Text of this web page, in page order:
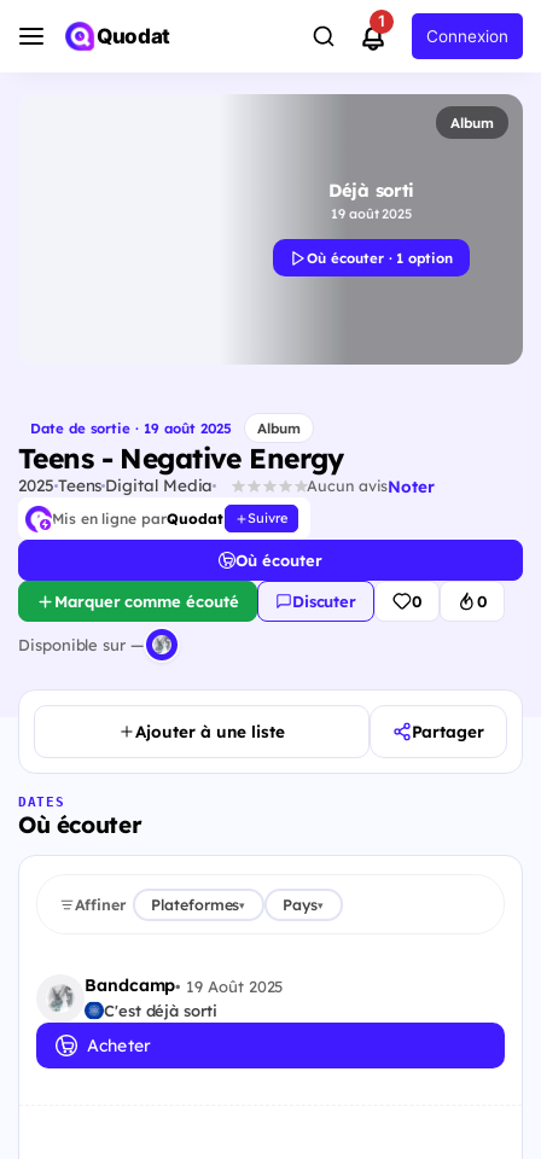
Quodat
1
Connexion
Album
Déjà sorti
19 août 2025
Où écouter · 1 option
Date de sortie · 19 août 2025 Album
Teens - Negative Energy
2025 Teens Digital Media Aucun avisNoter
Mis en ligne parQuodat Suivre
Où écouter
Marquer comme écouté Discuter 0 0
Disponible sur —
Ajouter à une liste Partager
DATES
Où écouter
Affiner Plateformes▾ Pays▾
Bandcamp• 19 Août 2025
C'est déjà sorti
Acheter